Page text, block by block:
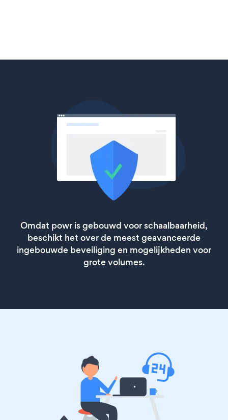
Omdat powr is gebouwd voor schaalbaarheid,
beschikt het over de meest geavanceerde
ingebouwde beveiliging en mogelijkheden voor
grote volumes.